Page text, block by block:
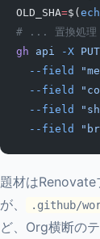
OLD_SHA=$(
# ... 置換処
gh api -X PUT
  --field
  --field
  --field
  --field
題材はRenovate
が、
.github/
ど、Org横断の